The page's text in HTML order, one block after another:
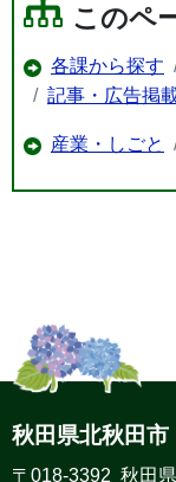
このペ
各課から探す
記事・広告掲
産業・しごと
秋田県北秋田
〒018-3392 秋田